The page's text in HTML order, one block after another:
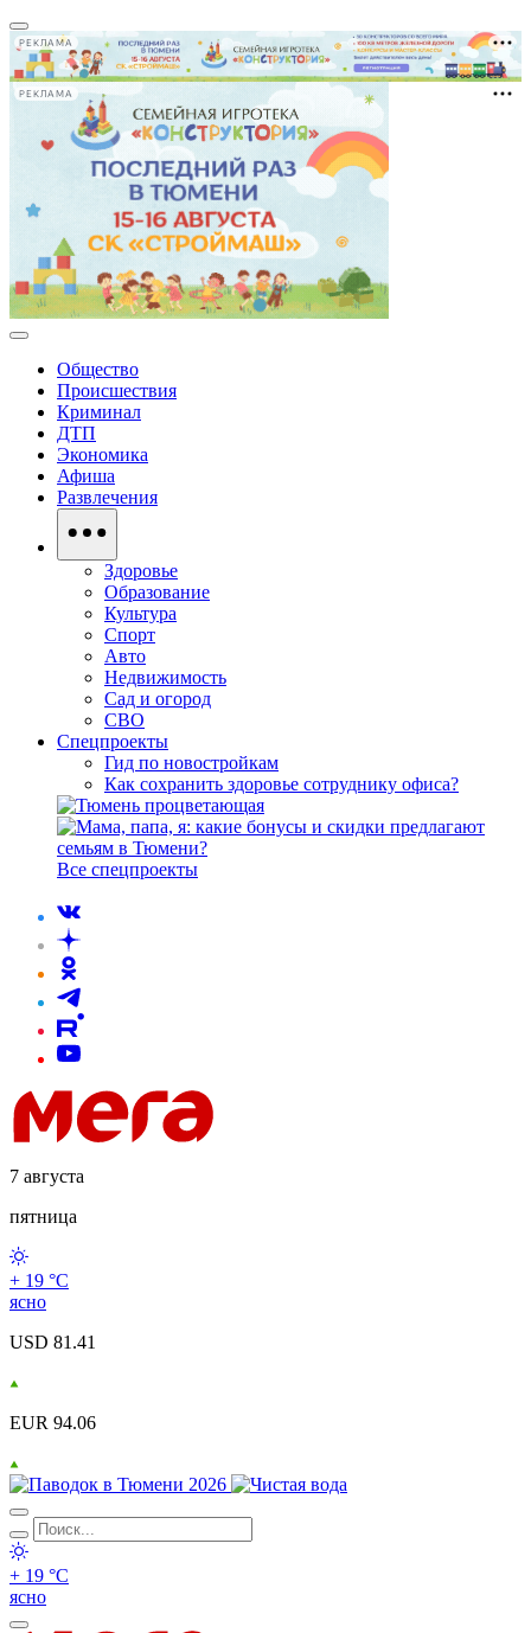
РЕКЛАМА
РЕКЛАМА
Общество
Происшествия
Криминал
ДТП
Экономика
Афиша
Развлечения
Здоровье
Образование
Культура
Спорт
Авто
Недвижимость
Сад и огород
СВО
Спецпроекты
Гид по новостройкам
Как сохранить здоровье сотруднику офиса?
Все спецпроекты
7 августа
пятница
+ 19 °С
ясно
USD 81.41
EUR 94.06
+ 19 °С
ясно